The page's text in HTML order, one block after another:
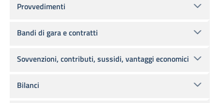
Provvedimenti
Bandi di gara e contratti
Sovvenzioni, contributi, sussidi, vantaggi economici
Bilanci